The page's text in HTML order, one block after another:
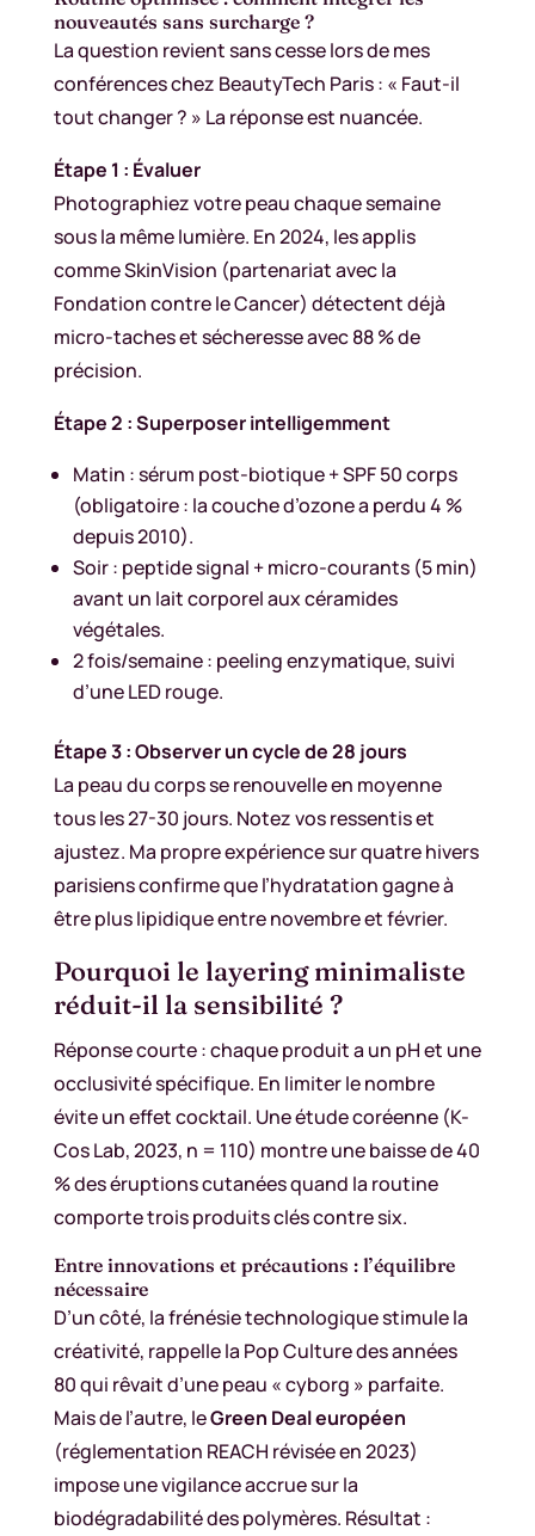
nouveautés sans surcharge ?
La question revient sans cesse lors de mes
conférences chez BeautyTech Paris : « Faut-il
tout changer ? » La réponse est nuancée.
Étape 1 : Évaluer
Photographiez votre peau chaque semaine
sous la même lumière. En 2024, les applis
comme SkinVision (partenariat avec la
Fondation contre le Cancer) détectent déjà
micro-taches et sécheresse avec 88 % de
précision.
Étape 2 : Superposer intelligemment
Matin : sérum post-biotique + SPF 50 corps
(obligatoire : la couche d’ozone a perdu 4 %
depuis 2010).
Soir : peptide signal + micro-courants (5 min)
avant un lait corporel aux céramides
végétales.
2 fois/semaine : peeling enzymatique, suivi
d’une LED rouge.
Étape 3 : Observer un cycle de 28 jours
La peau du corps se renouvelle en moyenne
tous les 27-30 jours. Notez vos ressentis et
ajustez. Ma propre expérience sur quatre hivers
parisiens confirme que l’hydratation gagne à
être plus lipidique entre novembre et février.
Pourquoi le layering minimaliste
réduit-il la sensibilité ?
Réponse courte : chaque produit a un pH et une
occlusivité spécifique. En limiter le nombre
évite un effet cocktail. Une étude coréenne (K-
Cos Lab, 2023, n = 110) montre une baisse de 40
% des éruptions cutanées quand la routine
comporte trois produits clés contre six.
Entre innovations et précautions : l’équilibre
nécessaire
D’un côté, la frénésie technologique stimule la
créativité, rappelle la Pop Culture des années
80 qui rêvait d’une peau « cyborg » parfaite.
Mais de l’autre, leGreen Deal européen
(réglementation REACH révisée en 2023)
impose une vigilance accrue sur la
biodégradabilité des polymères. Résultat :